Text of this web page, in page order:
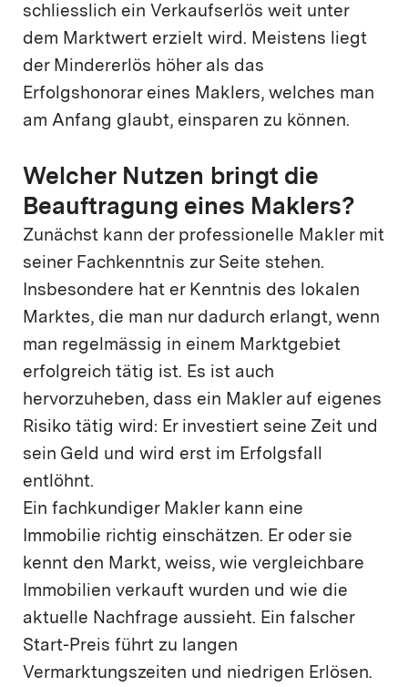
schliesslich ein Verkaufserlös weit unter
dem Marktwert erzielt wird. Meistens liegt
der Mindererlös höher als das
Erfolgshonorar eines Maklers, welches man
am Anfang glaubt, einsparen zu können.
Welcher Nutzen bringt die
Beauftragung eines Maklers?
Zunächst kann der professionelle Makler mit
seiner Fachkenntnis zur Seite stehen.
Insbesondere hat er Kenntnis des lokalen
Marktes, die man nur dadurch erlangt, wenn
man regelmässig in einem Marktgebiet
erfolgreich tätig ist. Es ist auch
hervorzuheben, dass ein Makler auf eigenes
Risiko tätig wird: Er investiert seine Zeit und
sein Geld und wird erst im Erfolgsfall
entlöhnt.
Ein fachkundiger Makler kann eine
Immobilie richtig einschätzen. Er oder sie
kennt den Markt, weiss, wie vergleichbare
Immobilien verkauft wurden und wie die
aktuelle Nachfrage aussieht. Ein falscher
Start-Preis führt zu langen
Vermarktungszeiten und niedrigen Erlösen.